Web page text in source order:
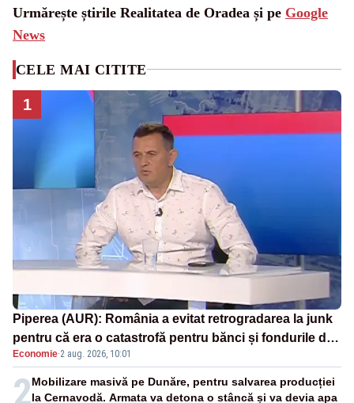
Urmărește știrile Realitatea de Oradea și pe Google
News
CELE MAI CITITE
1
Piperea (AUR): România a evitat retrogradarea la junk
pentru că era o catastrofă pentru bănci și fondurile de
pensii
Economie·2 aug. 2026, 10:01
2Mobilizare masivă pe Dunăre, pentru salvarea producției
la Cernavodă. Armata va detona o stâncă și va devia apa